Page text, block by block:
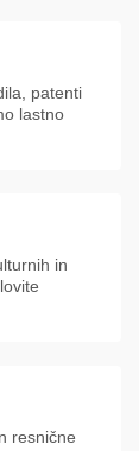
patenti
lastno
in
resnične